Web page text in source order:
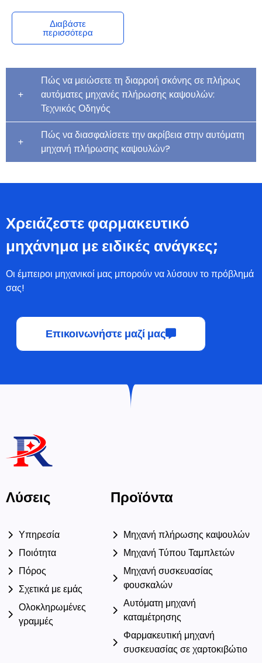
Διαβάστε
περισσότερα
Πώς να μειώσετε τη διαρροή σκόνης σε πλήρως
αυτόματες μηχανές πλήρωσης καψουλών:
Τεχνικός Οδηγός
Πώς να διασφαλίσετε την ακρίβεια στην αυτόματη
μηχανή πλήρωσης καψουλών?
Χρειάζεστε φαρμακευτικό
μηχάνημα με ειδικές ανάγκες;
Οι έμπειροι μηχανικοί μας μπορούν να λύσουν το πρόβλημά
σας!
Επικοινωνήστε μαζί μας
Λύσεις
Υπηρεσία
Ποιότητα
Πόρος
Σχετικά με εμάς
Ολοκληρωμένες
γραμμές
Προϊόντα
Μηχανή πλήρωσης καψουλών
Μηχανή Τύπου Ταμπλετών
Μηχανή συσκευασίας
φουσκαλών
Αυτόματη μηχανή
καταμέτρησης
Φαρμακευτική μηχανή
συσκευασίας σε χαρτοκιβώτιο